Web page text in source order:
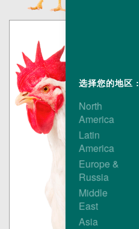
选择您的地区 :
North
America
Latin
America
Europe &
Russia
Middle
East
Asia